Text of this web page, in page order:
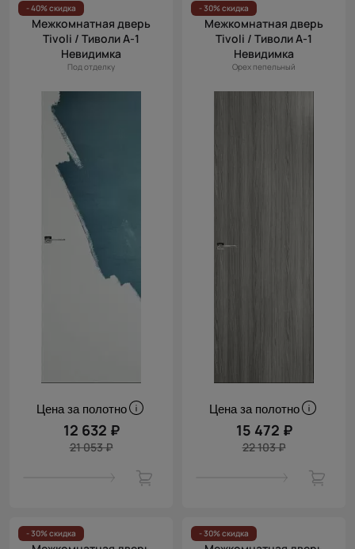
Цена
(возр.)
Цена (убыв.)
Cначала
новинки
- 40% скидка
Межкомнатная дверь
Tivoli / Тиволи А-1
Невидимка
Под отделку
Цена за полотно
12 632 ₽
21 053 ₽
- 30% скидка
Межкомнатная дверь
Tivoli / Тиволи А-1
Невидимка
Орех пепельный
Цена за полотно
15 472 ₽
22 103 ₽
- 30% скидка - 30% скидка